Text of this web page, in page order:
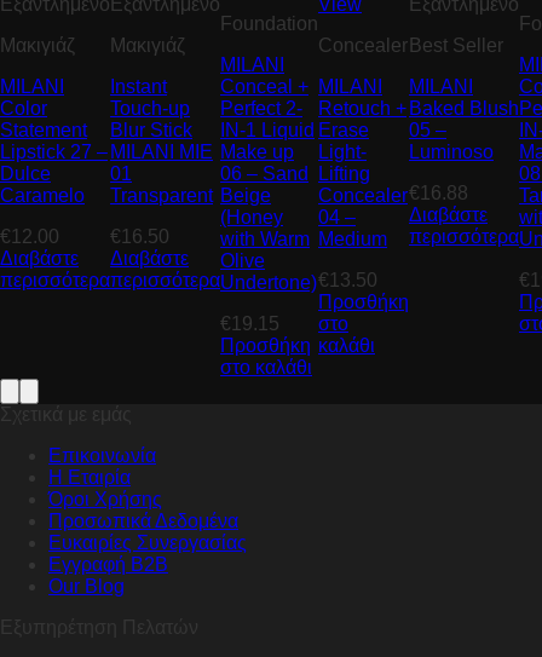
Εξαντλημένο
Μακιγιάζ
MILANI
Color
Statement
Lipstick 27 –
Dulce
Caramelo
€12.00
Διαβάστε
περισσότερα
Εξαντλημένο
Μακιγιάζ
Instant
Touch-up
Blur Stick
MILANI MIE
01
Transparent
€16.50
Διαβάστε
περισσότερα
Foundation
MILANI
Conceal +
Perfect 2-
IN-1 Liquid
Make up
06 – Sand
Beige
(Honey
with Warm
Olive
Undertone)
€19.15
Προσθήκη
στο καλάθι
View
Concealer
MILANI
Retouch +
Erase
Light-
Lifting
Concealer
04 –
Medium
€13.50
Προσθήκη
στο
καλάθι
Εξαντλημένο
Best Seller
MILANI
Baked Blush
05 –
Luminoso
€16.88
Διαβάστε
περισσότερα
€
Σχετικά με εμάς
Επικοινωνία
Η Εταιρία
Όροι Χρήσης
Προσωπικά Δεδομένα
Ευκαιρίες Συνεργασίας
Εγγραφή B2B
Our Blog
Εξυπηρέτηση Πελατών